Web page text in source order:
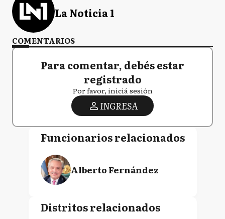
La Noticia 1
COMENTARIOS
Para comentar, debés estar
registrado
Por favor, iniciá sesión
INGRESA
Funcionarios relacionados
Alberto Fernández
Distritos relacionados